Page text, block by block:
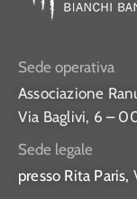
Sede operativa
Associazione
Via Baglivi, 6 –
Sede legale
presso Rita Paris,